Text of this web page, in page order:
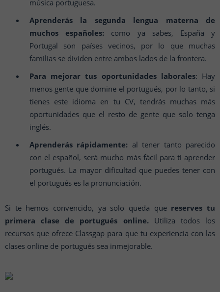
música portuguesa.
Aprenderás la segunda lengua materna de
muchos españoles: como ya sabes, España y
Portugal son países vecinos, por lo que muchas
familias se dividen entre ambos lados de la frontera.
Para mejorar tus oportunidades laborales: Hay
menos gente que domine el portugués, por lo tanto, si
tienes este idioma en tu CV, tendrás muchas más
oportunidades que el resto de gente que solo tenga
inglés.
Aprenderás rápidamente: al tener tanto parecido
con el español, será mucho más fácil para ti aprender
portugués. La mayor dificultad que puedes tener con
el portugués es la pronunciación.
Si te hemos convencido, ya solo queda que reserves tu
primera clase de portugués online.Utiliza todos los
recursos que ofrece Classgap para que tu experiencia con las
clases online de portugués sea inmejorable.